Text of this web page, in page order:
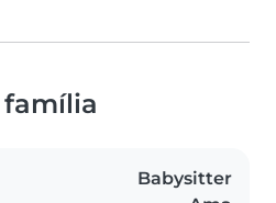
família
Babysitter